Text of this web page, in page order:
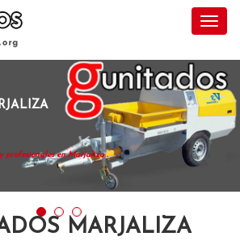
profesionales en Marjaliza .
MARJALIZA